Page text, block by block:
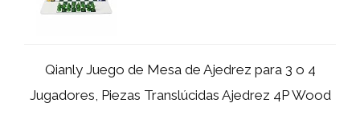
Qianly Juego de Mesa de Ajedrez para 3 o 4
Jugadores, Piezas Translúcidas Ajedrez 4P Wood